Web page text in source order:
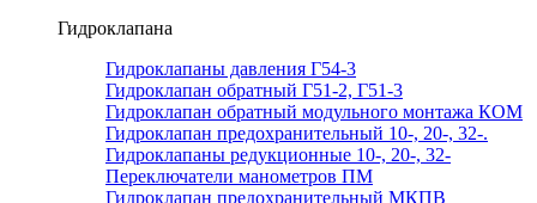
Гидроклапана
Гидроклапаны давления Г54-3
Гидроклапан обратный Г51-2, Г51-3
Гидроклапан обратный модульного монтажа КОМ
Гидроклапан предохранительный 10-, 20-, 32-.
Гидроклапаны редукционные 10-, 20-, 32-
Переключатели манометров ПМ
Гидроклапан предохранительный МКПВ